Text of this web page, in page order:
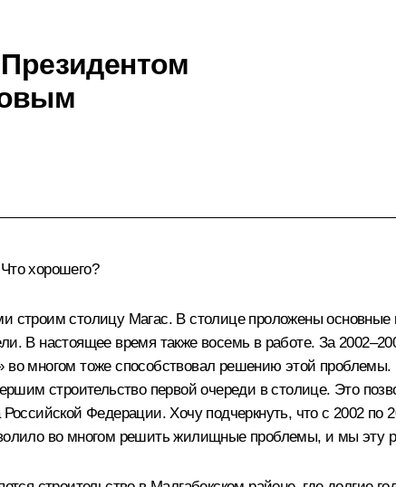
хорошего?
строим столицу Магас. В столице проложены
В настоящее время также восемь в работе. За
многом тоже способствовал решению этой
строительство первой очереди в столице. Это
Федерации. Хочу подчеркнуть, что с 2002 по
во многом решить жилищные проблемы, и мы эту